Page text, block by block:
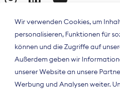
Wir verwenden Cookies, um
personalisieren, Funktionen für
können und die Zugriffe auf
Außerdem geben wir
unserer Website an unsere
Werbung und Analysen weiter.